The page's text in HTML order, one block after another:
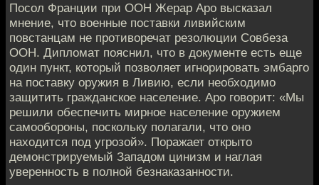
Посол Франции при ООН Жерар Аро высказал
мнение, что военные поставки ливийским
повстанцам не противоречат резолюции Совбеза
ООН. Дипломат пояснил, что в документе есть еще
один пункт, который позволяет игнорировать эмбарго
на поставку оружия в Ливию, если необходимо
защитить гражданское население. Аро говорит: «Мы
решили обеспечить мирное население оружием
самообороны, поскольку полагали, что оно
находится под угрозой». Поражает открыто
демонстрируемый Западом цинизм и наглая
уверенность в полной безнаказанности.